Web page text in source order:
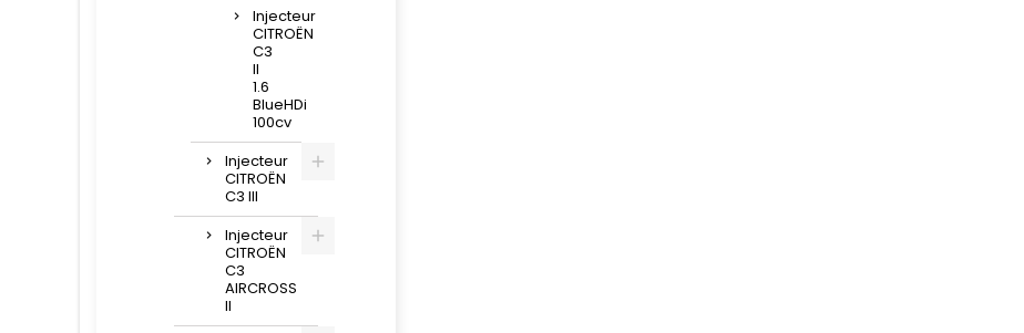
Injecteur
CITROËN
C3
II
1.6
BlueHDi
100cv
Injecteur
CITROËN
C3 III
Injecteur
CITROËN
C3
AIRCROSS
II